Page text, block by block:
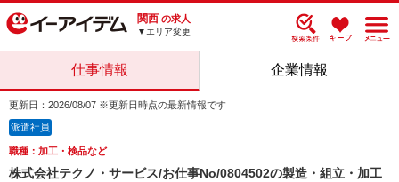
関西 の求人
▼エリア変更
仕事情報 企業情報
更新日：2026/08/07 ※更新日時点の最新情報です
派遣社員
職種：加工・検品など
株式会社テクノ・サービス/お仕事No/0804502の製造・組立・加工